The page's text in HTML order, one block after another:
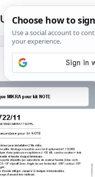
Upload
Search
for: